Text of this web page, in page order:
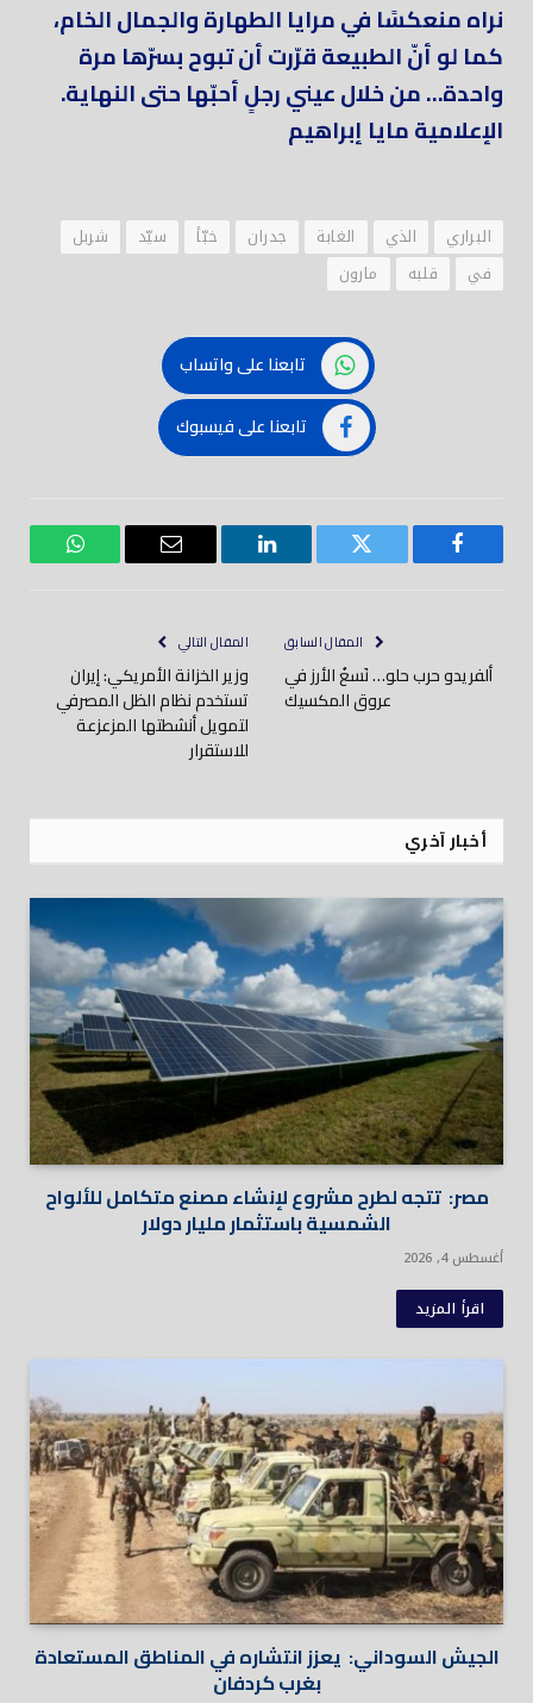
نراه منعكسًا في مرايا الطهارة والجمال الخام،
كما لو أنّ الطبيعة قرّرت أن تبوح بسرّها مرة
واحدة… من خلال عيني رجلٍ أحبّها حتى النهاية.
الإعلامية مايا إبراهيم
البراري الذي الغابة جدران خبّأ سيّد
شربل
في
قلبه مارون
تابعنا على واتساب
تابعنا على فيسبوك
فيسبوك تويتر لينكدود
بريد
واتساب
المقال السابق
ألفريدو حرب حلو… نَسغُ الأرز في
عروق المكسيك
المقال التالي
وزير الخزانة الأمريكي: إيران
تستخدم نظام الظل المصرفي
لتمويل أنشطتها المزعزعة
للاستقرار
أخبار آخري
مصر: تتجه لطرح مشروع لإنشاء مصنع متكامل للألواح
الشمسية باستثمار مليار دولار
أغسطس 4, 2026
اقرأ المزيد
الجيش السوداني: يعزز انتشاره في المناطق المستعادة
بغرب كردفان